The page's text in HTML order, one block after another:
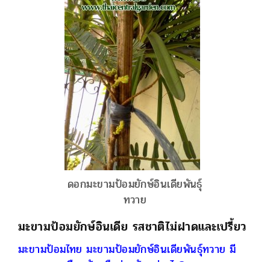
ดอกมะขามป้อมยักษ์อินเดียพันธุ์
ทวาย
มะขามป้อมยักษ์อินเดีย รสชาติไม่ฝาดและเปรี้ยว
มะขามป้อมไทย มะขามป้อมยักษ์อินเดียพันธุ์ทวาย มี